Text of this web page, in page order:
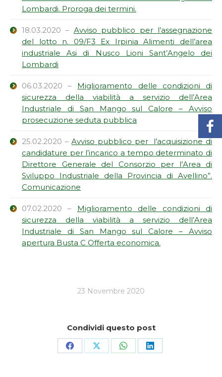
Lombardi. Proroga dei termini.
18.03.2020 – Avviso pubblico per l’assegnazione
del lotto n. 09/F3 Ex Irpinia Alimenti dell’area
industriale Asi di Nusco Lioni Sant’Angelo dei
Lombardi
06.03.2020 – Miglioramento delle condizioni di
sicurezza della viabilità a servizio dell’Area
Industriale di San Mango sul Calore – Avviso
prosecuzione seduta pubblica
25.02.2020 –Avviso pubblico per l’acquisizione di
candidature per l’incarico a tempo determinato di
Direttore Generale del Consorzio per l’Area di
Sviluppo Industriale della Provincia di Avellino”.
Comunicazione
07.02.2020 – Miglioramento delle condizioni di
sicurezza della viabilità a servizio dell’Area
Industriale di San Mango sul Calore – Avviso
apertura Busta C Offerta economica.
23 Novembre 2020
Condividi questo post
Share Share Share Share